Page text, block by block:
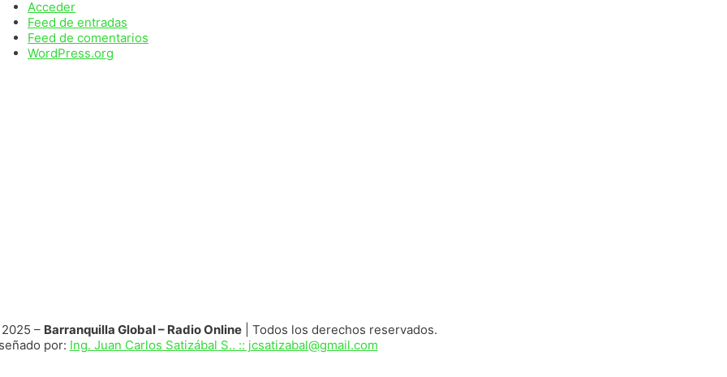
Acceder
Feed de entradas
Feed de comentarios
WordPress.org
– Barranquilla Global – Radio Online| Todos los derechos reservados.
por: Ing. Juan Carlos Satizábal S.. :: jcsatizabal@gmail.com